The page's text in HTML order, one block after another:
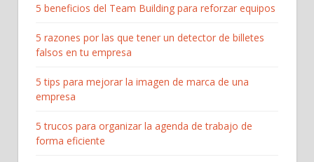
5 beneficios del Team Building para reforzar equipos
5 razones por las que tener un detector de billetes
falsos en tu empresa
5 tips para mejorar la imagen de marca de una
empresa
5 trucos para organizar la agenda de trabajo de
forma eficiente